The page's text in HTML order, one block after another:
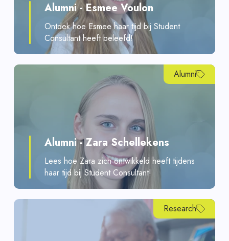
Alumni - Esmee Voulon
Ontdek hoe Esmee haar tijd bij Student
Consultant heeft beleefd!
Alumni
Alumni - Zara Schellekens
Lees hoe Zara zich ontwikkeld heeft tijdens
haar tijd bij Student Consultant!
Research